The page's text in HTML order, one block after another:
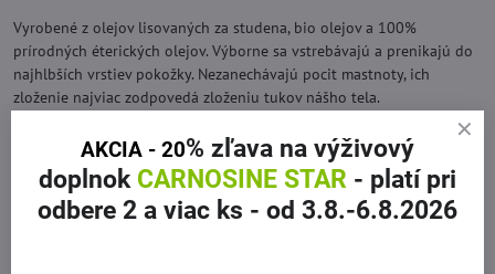
Vyrobené z olejov lisovaných za studena, bio olejov a 100%
prírodných éterických olejov. Výborne sa vstrebávajú a prenikajú do
najhlbších vrstiev pokožky. Nezanechávajú pocit mastnoty, ich
zloženie najviac zodpovedá zloženiu tukov nášho tela.
Jemne vmasírovať primerané množství do pokožky tváre a tela.
AKCIA - 20% zľava na výživový
doplnok CARNOSINE STAR - platí pri
odbere 2 a viac ks - od 3.8.-6.8.2026